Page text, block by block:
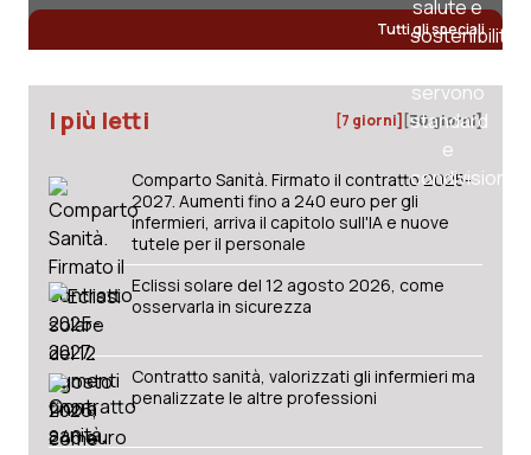
Tutti gli speciali
I più letti [7 giorni] [30 giorni]
Comparto Sanità. Firmato il contratto 2025-
2027. Aumenti fino a 240 euro per gli
infermieri, arriva il capitolo sull'IA e nuove
tutele per il personale
Eclissi solare del 12 agosto 2026, come
osservarla in sicurezza
Contratto sanità, valorizzati gli infermieri ma
penalizzate le altre professioni